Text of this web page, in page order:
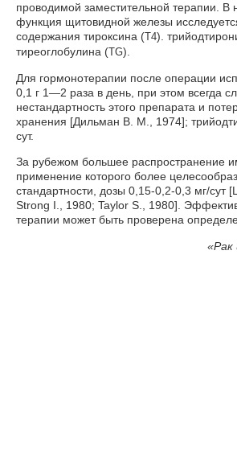
проводимой заместительной терапии. В
функция щитовидной железы
содержания тироксина ( Т4).
тиреоглобулина ( TG).
Для гормонотерапии после операции
0,1 г 1—2 раза в день, при этом всегда
нестандартность этого препарата и
хранения [Дильман В. М., 1974];
сут.
За рубежом большее распространение
применение которого более
стандартности, дозы 0,15-0,2-0,3 мг/сут
Strong I., 1980; Taylor S., 1980].
терапии может быть проверена
«Рак